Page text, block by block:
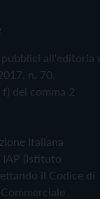
all'editoria
n. 70.
del comma 2
Italiana
IAP (Istituto
il Codice di